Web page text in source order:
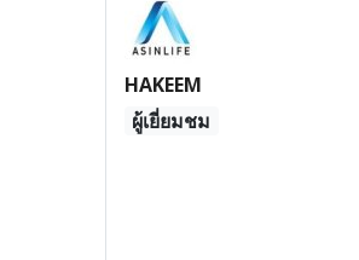
HAKEEM
ผู้เยี่ยมชม